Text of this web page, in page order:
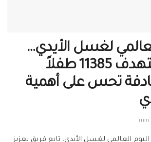
لغسل الأيدي…
الهلال يستهدف 11385 طفلاً
تحس على أهمية
العالمي لغسل الأيدي، تابع فريق تعزيز